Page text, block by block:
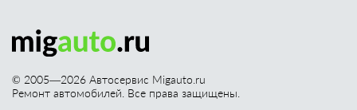
© 2005—2026 Автосервис Migauto.ru
Ремонт автомобилей. Все права защищены.